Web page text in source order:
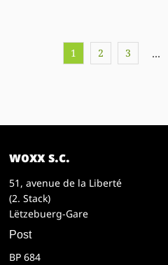
1 2 3 …
woxx s.c.
51, avenue de la Liberté
(2. Stack)
Lëtzebuerg-Gare
Post
BP 684